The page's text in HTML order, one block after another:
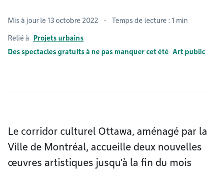
Mis à jour le 13 octobre 2022 Temps de lecture : 1 min
Relié à
Projets urbains
Des spectacles gratuits à ne pas manquer cet été Art public
Le corridor culturel Ottawa, aménagé par la
Ville de Montréal, accueille deux nouvelles
œuvres artistiques jusqu’à la fin du mois